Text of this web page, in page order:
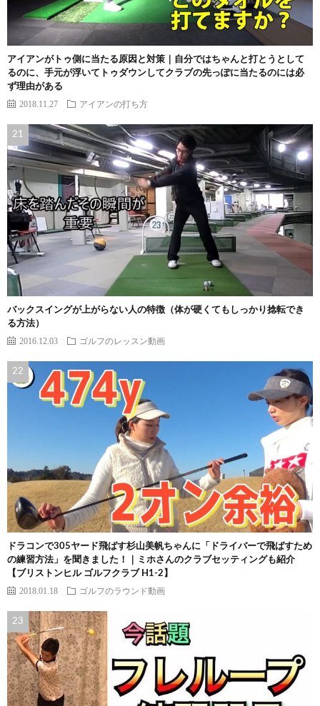
アイアンがトゥ側に当たる原因と対策｜自分ではちゃんと打とうとして
るのに、手元が浮いてトゥダウンしてクラブの先っぽに当たるのには必
ず理由がある
2018.11.27 アイアンの打ち方
バックスイングが上がらない人の特徴（体が硬くてもしっかり捻転でき
る方法）
2016.12.03 ゴルフのレッスン動画
ドラコンで305ヤード飛ばす杉山美帆ちゃんに「ドライバーで飛ばすため
の練習方法」を聞きました！｜ミホさんのクラブセッティングも紹介
【ブリストンヒル ゴルフクラブ H1-2】
2018.01.18 ゴルフのラウンド動画